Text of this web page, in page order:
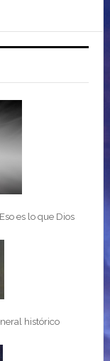
es lo que Dios
histórico